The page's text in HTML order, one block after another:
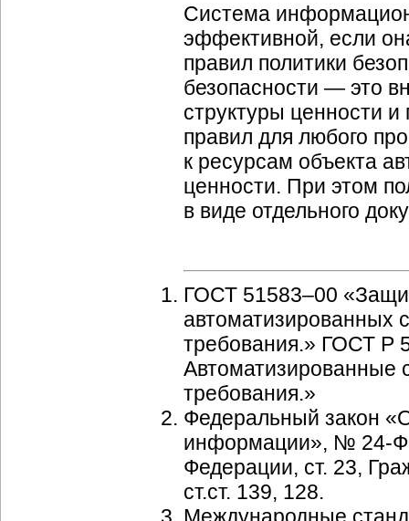
Система
эффективной, если
правил политики
безопасности — это
структуры ценности
правил для любого
к ресурсам объекта
ценности. При этом
в виде отдельного
ГОСТ 51583–00
требования.» ГОСТ Р
требования.»
Федеральный закон
информации», № 24-
Федерации, ст. 23,
ст.ст. 139, 128.